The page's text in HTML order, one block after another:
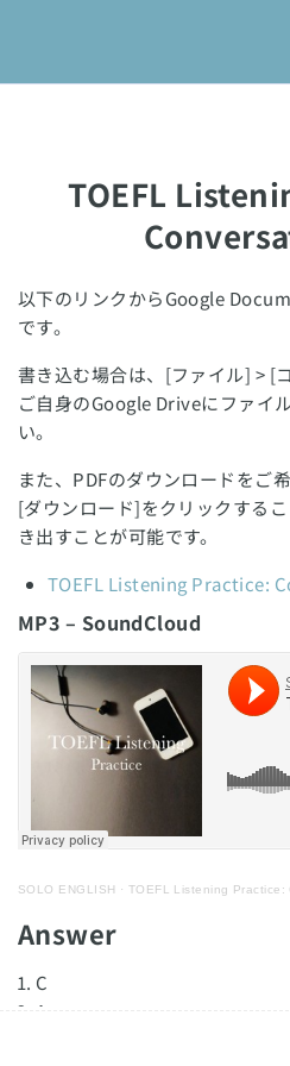
TOEFL Listening Practice:
Conversation02
TOEFL Listening Practice:
Conversation03
TOEFL Listening Practice:
Conversation04
TOEFL Listening Practice:
Conversation05
TOEFL Listening Practice:
TOEFL Listening Practice:
Conversation07
TOEFL Listening Practice:
TOEFL Listening Practice:
TOEFL Listening Practice:
TOEFL
以下のリンクからGoogle
です。
書き込む場合は、[ファイル] > [
ご自身のGoogle Driveにファイ
い。
また、PDFのダウンロードをご
[ダウンロード]をクリックする
き出すことが可能です。
TOEFL Listening Practice:
MP3 – SoundCloud
SOLO ENGLISH · TOEFL Listening Practice:
Answer
C
A
Our Service
solo-
language.com
solo-ielts-
toefl.com
English Revolution 2021.